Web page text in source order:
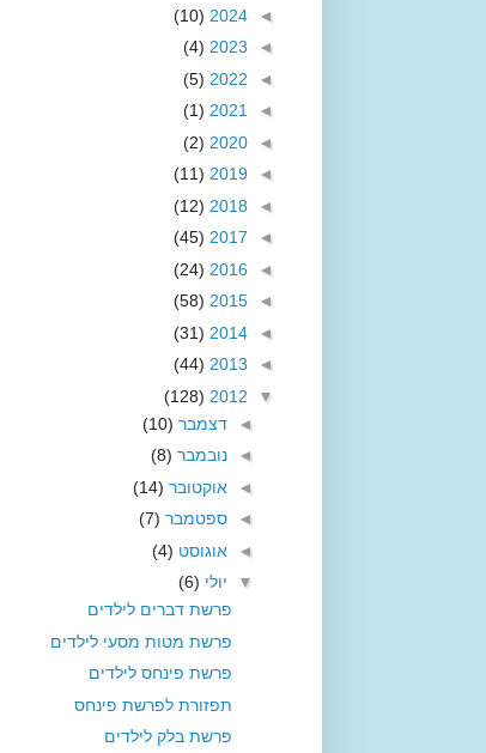
◄
2024
(10)
◄
2023
(4)
◄
2022
(5)
◄
2021
(1)
◄
2020
(2)
◄
2019
(11)
◄
2018
(12)
◄
2017
(45)
◄
2016
(24)
◄
2015
(58)
◄
2014
(31)
◄
2013
(44)
▼
2012
(128)
◄ דצמבר (10)
◄ נובמבר (8)
◄ אוקטובר (14)
◄ ספטמבר (7)
◄ אוגוסט (4)
▼ יולי (6)
פרשת דברים לילדים
פרשת מטות מסעי לילדים
פרשת פינחס לילדים
תפזורת לפרשת פינחס
פרשת בלק לילדים